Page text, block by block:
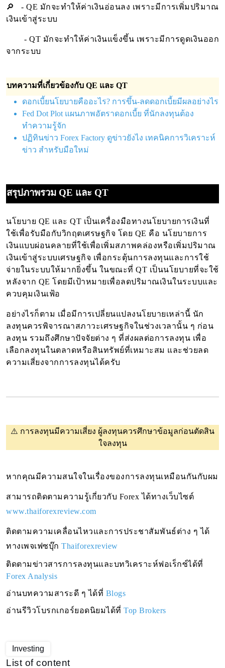
🔎 - QE มักจะทำให้ค่าเงินอ่อนลง เพราะมีการเพิ่มปริมาณ
เงินเข้าสู่ระบบ
- QT มักจะทำให้ค่าเงินแข็งขึ้น เพราะมีการดูดเงินออก
จากระบบ
บทความที่เกี่ยวข้องกับ QE และ QT
ดอกเบี้ยนโยบายคืออะไร? การขึ้น-ลดดอกเบี้ยมีผลอย่างไร
Fed Dot Plot แผนภาพอัตราดอกเบี้ย ที่นักลงทุนต้อง
ทำความรู้จัก
ปฏิทินข่าว Forex Factory ดูข่าวยังไง เทคนิคการวิเคราะห์
ข่าว สำหรับมือใหม่
สรุปภาพรวม QE และ QT
นโยบาย QE และ QT เป็นเครื่องมือทางนโยบายการเงินที่
ใช้เพื่อรับมือกับวิกฤตเศรษฐกิจ โดย QE คือ นโยบายการ
เงินแบบผ่อนคลายที่ใช้เพื่อเพิ่มสภาพคล่องหรือเพิ่มปริมาณ
เงินเข้าสู่ระบบเศรษฐกิจ เพื่อกระตุ้นการลงทุนและการใช้
จ่ายในระบบให้มากยิ่งขึ้น ในขณะที่ QT เป็นนโยบายที่จะใช้
หลังจาก QE โดยมีเป้าหมายเพื่อลดปริมาณเงินในระบบและ
ควบคุมเงินเฟ้อ
อย่างไรก็ตาม เมื่อมีการเปลี่ยนแปลงนโยบายเหล่านี้ นัก
ลงทุนควรพิจารณาสภาวะเศรษฐกิจในช่วงเวลานั้น ๆ ก่อน
ลงทุน รวมถึงศึกษาปัจจัยต่าง ๆ ที่ส่งผลต่อการลงทุน เพื่อ
เลือกลงทุนในตลาดหรือสินทรัพย์ที่เหมาะสม และช่วยลด
ความเสี่ยงจากการลงทุนได้ครับ
⚠️ การลงทุนมีความเสี่ยง ผู้ลงทุนควรศึกษาข้อมูลก่อนตัดสิน
ใจลงทุน
www.thaiforexreview.com
ติดตามความเคลื่อนไหวและการประชาสัมพันธ์ต่าง ๆ ได้
ทางเพจเฟซบุ๊ก Thaiforexreview
Forex Analysis
อ่านบทความสาระดี ๆ ได้ที่ Blogs
อ่านรีวิวโบรกเกอร์ยอดนิยมได้ที่ Top Brokers
Investing
List of content